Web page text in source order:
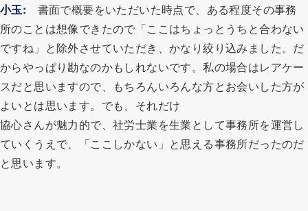
小玉: 書面で概要をいただいた時点で、ある程度その事務
所のことは想像できたので「ここはちょっとうちと合わない
ですね」と除外させていただき、かなり絞り込みました。だ
からやっぱり勘なのかもしれないです。私の場合はレアケー
スだと思いますので、もちろんいろんな方とお会いした方が
よいとは思います。でも、それだけ
協心さんが魅力的で、社労士業を生業として事務所を運営し
ていくうえで、「ここしかない」と思える事務所だったのだ
と思います。